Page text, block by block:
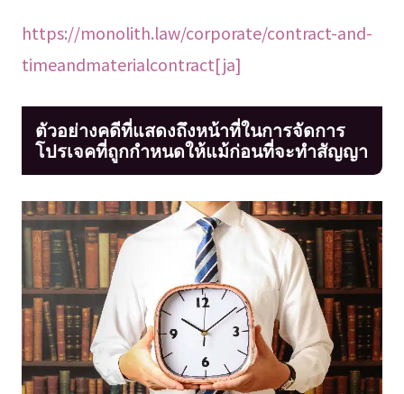
https://monolith.law/corporate/contract-and-
timeandmaterialcontract[ja]
ตัวอย่างคดีที่แสดงถึงหน้าที่ในการจัดการ
โปรเจคที่ถูกกำหนดให้แม้ก่อนที่จะทำสัญญา